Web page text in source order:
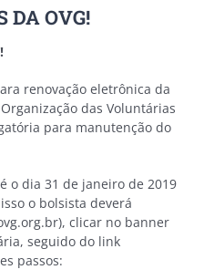
DA OVG!
renovação eletrônica da
das Voluntárias
para manutenção do
o dia 31 de janeiro de 2019
o bolsista deverá
clicar no banner
seguido do link
passos: